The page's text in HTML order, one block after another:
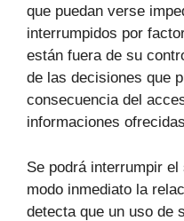
que puedan verse
interrumpidos por
están fuera de su
de las decisiones que
consecuencia del
informaciones
Se podrá interrumpir
modo inmediato la
detecta que un uso de